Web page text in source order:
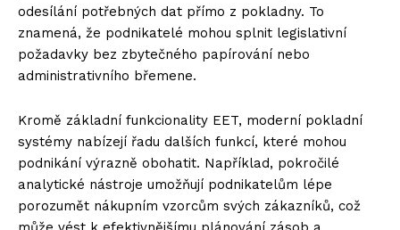
odesílání potřebných dat přímo z pokladny. To
znamená, že podnikatelé mohou splnit legislativní
požadavky bez zbytečného papírování nebo
administrativního břemene.
Kromě základní funkcionality EET, moderní pokladní
systémy nabízejí řadu dalších funkcí, které mohou
podnikání výrazně obohatit. Například, pokročilé
analytické nástroje umožňují podnikatelům lépe
porozumět nákupním vzorcům svých zákazníků, což